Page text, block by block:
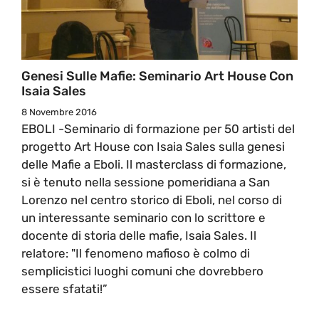
Genesi Sulle Mafie: Seminario Art House Con
Isaia Sales
8 Novembre 2016
EBOLI -Seminario di formazione per 50 artisti del
progetto Art House con Isaia Sales sulla genesi
delle Mafie a Eboli. Il masterclass di formazione,
si è tenuto nella sessione pomeridiana a San
Lorenzo nel centro storico di Eboli, nel corso di
un interessante seminario con lo scrittore e
docente di storia delle mafie, Isaia Sales. Il
relatore: "Il fenomeno mafioso è colmo di
semplicistici luoghi comuni che dovrebbero
essere sfatati!”